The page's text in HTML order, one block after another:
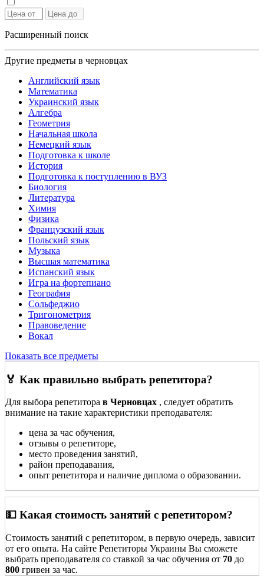
Расширенный поиск
Другие предметы в черновцах
Английский язык
Математика
Украинский язык
Алгебра
Геометрия
Начальная школа
Немецкий язык
Подготовка к школе
История
Подготовка к поступлению в ВУЗ
Биология
Литература
Химия
Физика
Французский язык
Польский язык
Музыка
Высшая математика
Испанский язык
Игра на фортепиано
География
Сольфеджио
Тригонометрия
Правоведение
Вокал
Показать все предметы
🏅 Как правильно выбрать репетитора?
Для выбора репетитора в Черновцах , следует обратить
внимание на такие характеристики преподавателя:
цена за час обучения,
отзывы о репетиторе,
место проведения занятий,
район преподавания,
опыт репетитора и наличие диплома о образовании.
💵 Какая стоимость занятий с репетитором?
Стоимость занятий с репетитором, в первую очередь, зависит
от его опыта. На сайте Репетиторы Украины Вы сможете
выбрать преподавателя со ставкой за час обучения от 70 до
800 гривен за час.